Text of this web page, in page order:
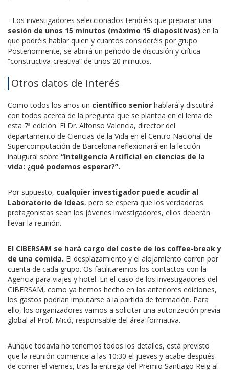
- Los investigadores seleccionados tendréis que preparar una
sesión de unos 15 minutos (máximo 15 diapositivas) en la
que podréis hablar quien y cuantos consideréis por grupo.
Posteriormente, se abrirá un periodo de discusión y crítica
“constructiva-creativa” de unos 20 minutos.
Otros datos de interés
Como todos los años un científico senior hablará y discutirá
con todos acerca de la pregunta que se plantea en el lema de
esta 7ª edición. El Dr. Alfonso Valencia, director del
departamento de Ciencias de la Vida en el Centro Nacional de
Supercomputación de Barcelona reflexionará en la lección
inaugural sobre “Inteligencia Artificial en ciencias de la
vida: ¿qué podemos esperar?”.
Por supuesto, cualquier investigador puede acudir al
Laboratorio de Ideas, pero se espera que los verdaderos
protagonistas sean los jóvenes investigadores, ellos deberán
llevar la reunión.
El CIBERSAM se hará cargo del coste de los coffee-break y
de una comida. El desplazamiento y el alojamiento corren por
cuenta de cada grupo. Os facilitaremos los contactos con la
Agencia para viajes y hotel. En el caso de los investigadores del
CIBERSAM, como ya hemos hecho en las anteriores ediciones,
los gastos podrían imputarse a la partida de formación. Para
ello, los organizadores vamos a solicitar una autorización previa
global al Prof. Micó, responsable del área formativa.
Aunque todavía no tenemos todos los detalles, está previsto
que la reunión comience a las 10:30 el jueves y acabe después
de comer el viernes, tras la entrega del Premio Santiago Reig al